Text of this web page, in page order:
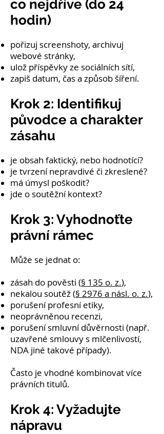
co nejdříve (do 24
hodin)
pořizuj screenshoty, archivuj
webové stránky,
ulož příspěvky ze sociálních sítí,
zapiš datum, čas a způsob šíření.
Krok 2: Identifikuj
původce a charakter
zásahu
je obsah faktický, nebo hodnotící?
je tvrzení nepravdivé či zkreslené?
má úmysl poškodit?
jde o soutěžní kontext?
Krok 3: Vyhodnoťte
právní rámec
Může se jednat o:
zásah do pověsti (§ 135 o. z.),
nekalou soutěž (§ 2976 a násl. o. z.),
porušení profesní etiky,
neoprávněnou recenzi,
porušení smluvní důvěrnosti (např.
uzavřené smlouvy s mlčenlivostí,
NDA jiné takové případy).
Často je vhodné kombinovat více
právních titulů.
Krok 4: Vyžadujte
nápravu